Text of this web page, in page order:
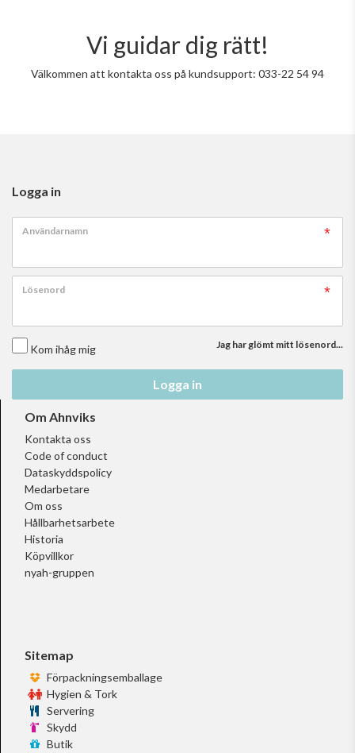
Vi guidar dig rätt!
Välkommen att kontakta oss på kundsupport: 033-22 54 94
Logga in
Användarnamn
Lösenord
Kom ihåg mig Jag har glömt mitt lösenord...
Logga in
Om Ahnviks
Kontakta oss
Code of conduct
Dataskyddspolicy
Medarbetare
Om oss
Hållbarhetsarbete
Historia
Köpvillkor
nyah-gruppen
Sitemap
Förpackningsemballage
Hygien & Tork
Servering
Skydd
Butik